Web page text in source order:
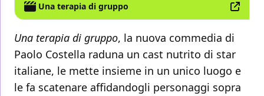
Una terapia di gruppo
Una terapia di gruppo, la nuova commedia di
Paolo Costella raduna un cast nutrito di star
italiane, le mette insieme in un unico luogo e
le fa scatenare affidandogli personaggi sopra